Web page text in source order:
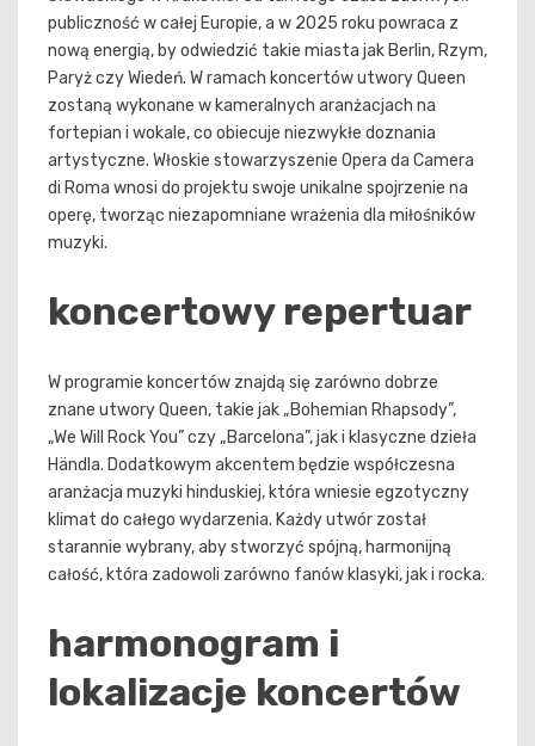
publiczność w całej Europie, a w 2025 roku powraca z
nową energią, by odwiedzić takie miasta jak Berlin, Rzym,
Paryż czy Wiedeń. W ramach koncertów utwory Queen
zostaną wykonane w kameralnych aranżacjach na
fortepian i wokale, co obiecuje niezwykłe doznania
artystyczne. Włoskie stowarzyszenie Opera da Camera
di Roma wnosi do projektu swoje unikalne spojrzenie na
operę, tworząc niezapomniane wrażenia dla miłośników
muzyki.
koncertowy repertuar
W programie koncertów znajdą się zarówno dobrze
znane utwory Queen, takie jak „Bohemian Rhapsody”,
„We Will Rock You” czy „Barcelona”, jak i klasyczne dzieła
Händla. Dodatkowym akcentem będzie współczesna
aranżacja muzyki hinduskiej, która wniesie egzotyczny
klimat do całego wydarzenia. Każdy utwór został
starannie wybrany, aby stworzyć spójną, harmonijną
całość, która zadowoli zarówno fanów klasyki, jak i rocka.
harmonogram i
lokalizacje koncertów